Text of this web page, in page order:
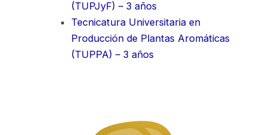
(TUPJyF) – 3 años
Tecnicatura Universitaria en
Producción de Plantas Aromáticas
(TUPPA) – 3 años